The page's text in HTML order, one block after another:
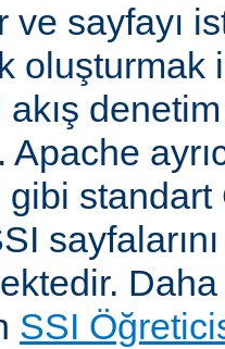
ve sayfayı
oluşturmak
Apache
standart
Daha
SSI